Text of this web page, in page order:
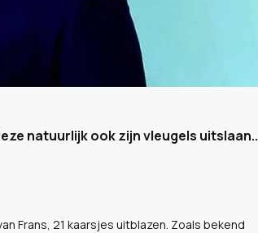
natuurlijk ook zijn vleugels uitslaan..
Frans, 21 kaarsjes uitblazen. Zoals bekend